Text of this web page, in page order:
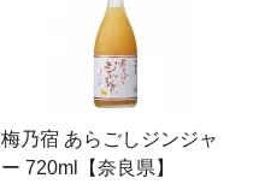
梅乃宿 あらごしジンジャ
ー 720ml【奈良県】